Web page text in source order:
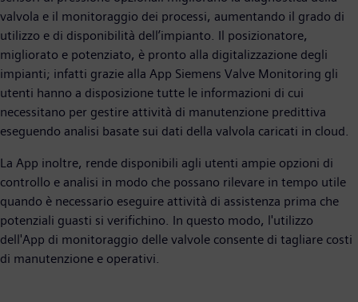
valvola e il monitoraggio dei processi, aumentando il grado di
utilizzo e di disponibilità dell’impianto. Il posizionatore,
migliorato e potenziato, è pronto alla digitalizzazione degli
impianti; infatti grazie alla App Siemens Valve Monitoring gli
utenti hanno a disposizione tutte le informazioni di cui
necessitano per gestire attività di manutenzione predittiva
eseguendo analisi basate sui dati della valvola caricati in cloud.
La App inoltre, rende disponibili agli utenti ampie opzioni di
controllo e analisi in modo che possano rilevare in tempo utile
quando è necessario eseguire attività di assistenza prima che
potenziali guasti si verifichino. In questo modo, l'utilizzo
dell'App di monitoraggio delle valvole consente di tagliare costi
di manutenzione e operativi.